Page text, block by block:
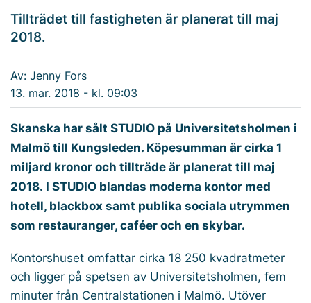
Tillträdet till fastigheten är planerat till maj
2018.
Av: Jenny Fors
13. mar. 2018 - kl. 09:03
Skanska har sålt STUDIO på Universitetsholmen i
Malmö till Kungsleden. Köpesumman är cirka 1
miljard kronor och tillträde är planerat till maj
2018. I STUDIO blandas moderna kontor med
hotell, blackbox samt publika sociala utrymmen
som restauranger, caféer och en skybar.
Kontorshuset omfattar cirka 18 250 kvadratmeter
och ligger på spetsen av Universitetsholmen, fem
minuter från Centralstationen i Malmö. Utöver